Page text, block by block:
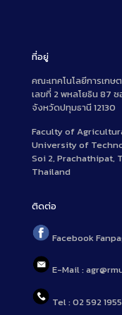
ที่อยู่
คณะเทคโนโลยีการเก
เลขที่ 2 พหลโยธิน 87
จังหวัดปทุมธานี 12130
Faculty of
University of
Soi 2, Prachathipat,
Thailand
ติดต่อ
Facebook
E-Mail :
Tel : 02 592 1955